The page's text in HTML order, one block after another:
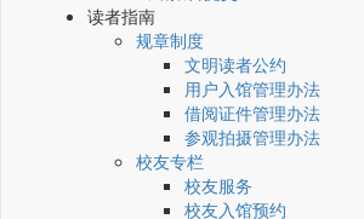
读者指南
规章制度
文明读者公约
用户入馆管理办法
借阅证件管理办法
参观拍摄管理办法
校友专栏
校友服务
校友入馆预约